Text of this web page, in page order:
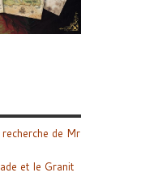
de Mr
et le Granit